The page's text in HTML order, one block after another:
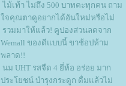
ไม้เท้า ไม่ถึง 500 บาทคะทุกคน ถาม
จคุณตาดูอยากได้อันใหม่หรือไม่
รวมมาให้แล้ว! คูปองส่วนลดจาก
Wemall ของดีแบบนี้ ขาช้อปห้าม
พลาด!!
นม UHT รสจืด 4 ยี่ห้อ อร่อย มาก
ประโยชน์ บำรุงกระดูก ดื่มแล้วไม่